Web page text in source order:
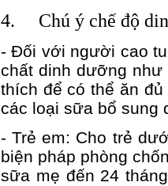
4. Chú ý chế độ
-Đối với người cao
chất dinh dưỡng
thích để có thể ăn
các loại sữa bổ sung
-Trẻ em: Cho trẻ
biện pháp phòng
sữa mẹ đến 24